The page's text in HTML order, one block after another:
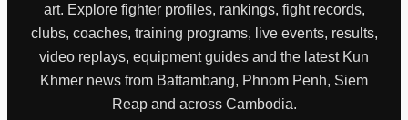
art. Explore fighter profiles, rankings, fight records,
clubs, coaches, training programs, live events, results,
video replays, equipment guides and the latest Kun
Khmer news from Battambang, Phnom Penh, Siem
Reap and across Cambodia.